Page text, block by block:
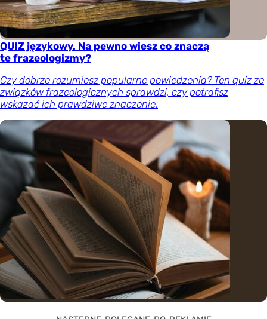
QUIZ językowy. Na pewno wiesz co znaczą
te frazeologizmy?
Czy dobrze rozumiesz popularne powiedzenia? Ten quiz ze
związków frazeologicznych sprawdzi, czy potrafisz
wskazać ich prawdziwe znaczenie.